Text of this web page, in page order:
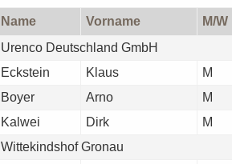
Name Vorname M/W
Urenco Deutschland GmbH
Eckstein Klaus M
Boyer Arno M
Kalwei Dirk M
Wittekindshof Gronau